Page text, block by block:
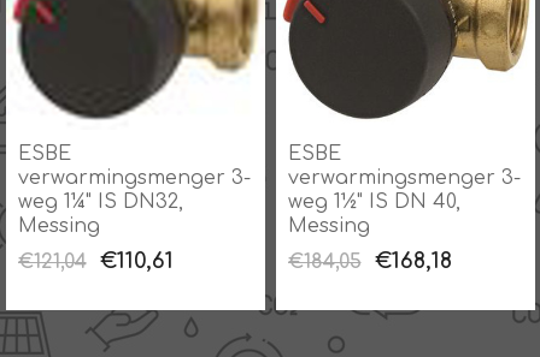
ESBE
verwarmingsmenger 3-
weg 1¼" IS DN32,
Messing
€121,04
€110,61
ESBE
verwarmingsmenger 3-
weg 1½" IS DN 40,
Messing
€184,05
€168,18